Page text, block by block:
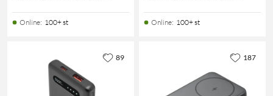
Online: 100+ st Online: 100+ st
89 187